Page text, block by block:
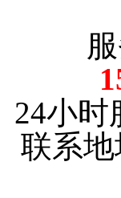
24小时
联系